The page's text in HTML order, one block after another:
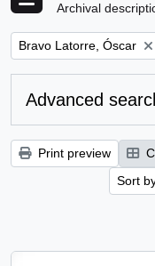
Archival
Remove filter:
Bravo Latorre, Óscar
Advanced
Print preview
Sort